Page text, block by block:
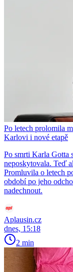
Po letech prolomila
Karlovi i nové etapě
Po smrti Karla Gotta
neposkytovala. Teď
Promluvila o letech
období po jeho
nadechnout.
Aplausin.cz
dnes, 15:18
2 min